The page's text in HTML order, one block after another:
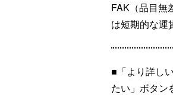
FAK（品目無
は短期的な運
■「より詳し
たい」ボタン